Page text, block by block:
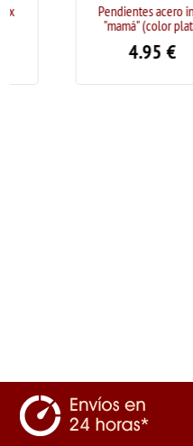
Pendientes acero inox
"mamá" (color plata)
€